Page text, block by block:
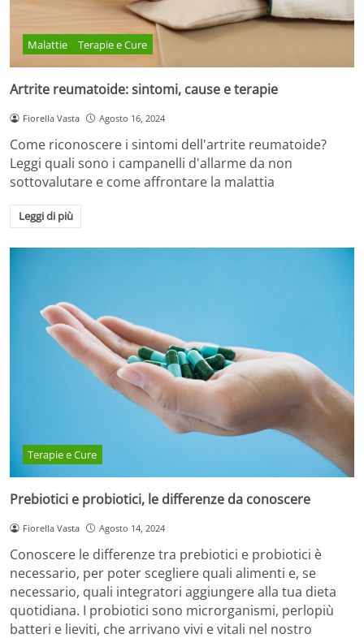
Malattie Terapie e Cure
Artrite reumatoide: sintomi, cause e terapie
Fiorella Vasta Agosto 16, 2024
Come riconoscere i sintomi dell'artrite reumatoide?
Leggi quali sono i campanelli d'allarme da non
sottovalutare e come affrontare la malattia
Leggi di più
Terapie e Cure
Prebiotici e probiotici, le differenze da conoscere
Fiorella Vasta Agosto 14, 2024
Conoscere le differenze tra prebiotici e probiotici è
necessario, per poter scegliere quali alimenti e, se
necessario, quali integratori aggiungere alla tua dieta
quotidiana. I probiotici sono microrganismi, perlopiù
batteri e lieviti, che arrivano vivi e vitali nel nostro